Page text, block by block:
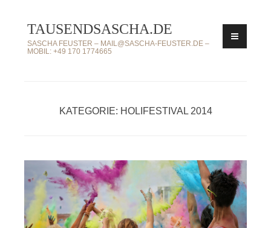
Inhalt
springen
TAUSENDSASCHA.DE
SASCHA FEUSTER – MAIL@SASCHA-FEUSTER.DE –
MOBIL: +49 170 1774665
KATEGORIE: HOLIFESTIVAL 2014